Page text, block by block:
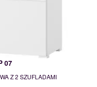
07
Z 2 SZUFLADAMI